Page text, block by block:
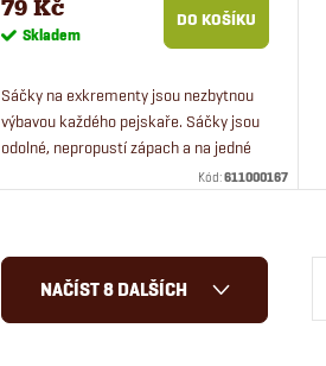
79 Kč
Skladem
DO KOŠÍKU
Sáčky na exkrementy jsou nezbytnou
výbavou každého pejskaře. Sáčky jsou
odolné, nepropustí zápach a na jedné
roličce je 15 sáčků. Doporučujeme
Kód:611000167
NAČÍST 8 DALŠÍCH